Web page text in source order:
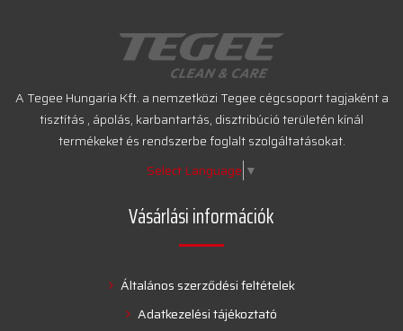
A Tegee Hungaria Kft. a nemzetközi Tegee cégcsoport tagjaként a
tisztítás , ápolás, karbantartás, disztribúció területén kínál
termékeket és rendszerbe foglalt szolgáltatásokat.
Select Language ▼
Vásárlási információk
Általános szerződési feltételek
Adatkezelési tájékoztató